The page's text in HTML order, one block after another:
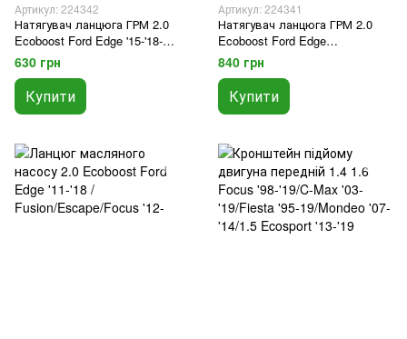
Артикул: 224342
Натягувач ланцюга ГРМ 2.0
Ecoboost Ford Edge '15-'18-
/Escape/Fusion/Focus '12-
630 грн
Купити
Артикул: 224341
Натягувач ланцюга ГРМ 2.0
Ecoboost Ford Edge
'18-/Ecosport '17-
840 грн
Купити